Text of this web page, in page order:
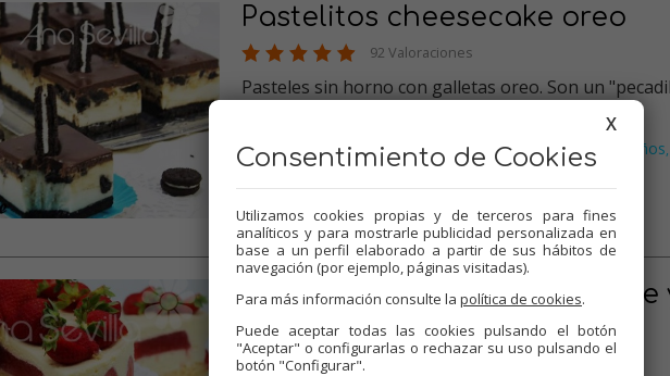
Pastelitos cheesecake oreo
92 Valoraciones
Pasteles sin horno con galletas oreo. Son un
Tartas ,Dulces varios ,Thermomix, Recetas para cumpleaños,
Tradicional…
Thermomix Tradicional Mambo
Tarta mousse de mascarpone
fresas
79 Valoraciones
X
Consentimiento de Cookies
Utilizamos cookies propias y de terceros para fines
analíticos y para mostrarle publicidad personalizada en
base a un perfil elaborado a partir de sus hábitos de
navegación (por ejemplo, páginas visitadas).
Para más información consulte la política de cookies.
Puede aceptar todas las cookies pulsando el botón
"Aceptar" o configurarlas o rechazar su uso pulsando el
botón "Configurar".